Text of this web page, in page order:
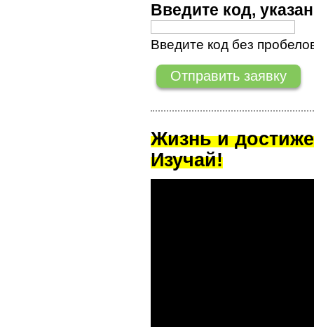
Введите код,
Введите код без
Жизнь и
Изучай!